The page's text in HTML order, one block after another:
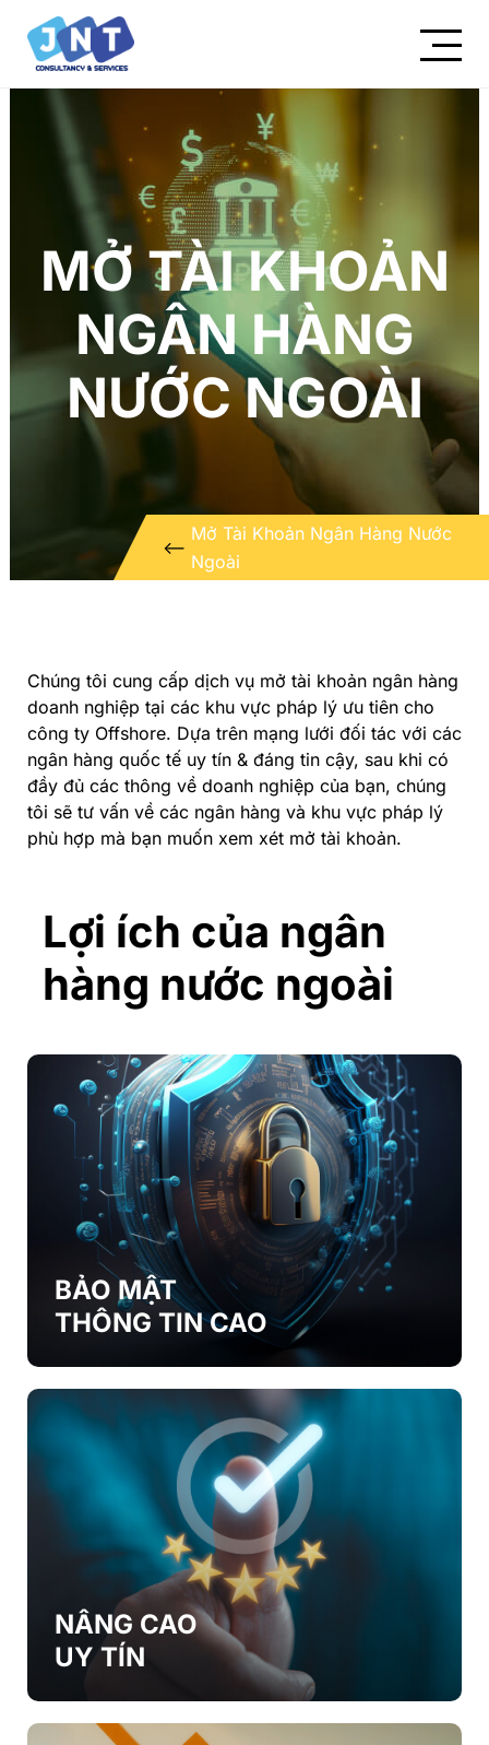
MỞ TÀI KHOẢN
NGÂN HÀNG
NƯỚC NGOÀI
<--
Mở Tài Khoản Ngân Hàng Nước
Ngoài
Chúng tôi cung cấp dịch vụ mở tài khoản ngân hàng
doanh nghiệp tại các khu vực pháp lý ưu tiên cho
công ty Offshore. Dựa trên mạng lưới đối tác với các
ngân hàng quốc tế uy tín & đáng tin cậy, sau khi có
đầy đủ các thông về doanh nghiệp của bạn, chúng
tôi sẽ tư vấn về các ngân hàng và khu vực pháp lý
phù hợp mà bạn muốn xem xét mở tài khoản.
Lợi ích của ngân
hàng nước ngoài
BẢO MẬT
THÔNG TIN CAO
NÂNG CAO
UY TÍN